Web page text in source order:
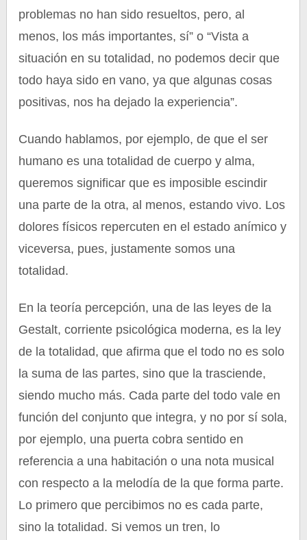
problemas no han sido resueltos, pero, al
menos, los más importantes, sí” o “Vista a
situación en su totalidad, no podemos decir que
todo haya sido en vano, ya que algunas cosas
positivas, nos ha dejado la experiencia”.
Cuando hablamos, por ejemplo, de que el ser
humano es una totalidad de cuerpo y alma,
queremos significar que es imposible escindir
una parte de la otra, al menos, estando vivo. Los
dolores físicos repercuten en el estado anímico y
viceversa, pues, justamente somos una
totalidad.
En la teoría percepción, una de las leyes de la
Gestalt, corriente psicológica moderna, es la ley
de la totalidad, que afirma que el todo no es solo
la suma de las partes, sino que la trasciende,
siendo mucho más. Cada parte del todo vale en
función del conjunto que integra, y no por sí sola,
por ejemplo, una puerta cobra sentido en
referencia a una habitación o una nota musical
con respecto a la melodía de la que forma parte.
Lo primero que percibimos no es cada parte,
sino la totalidad. Si vemos un tren, lo